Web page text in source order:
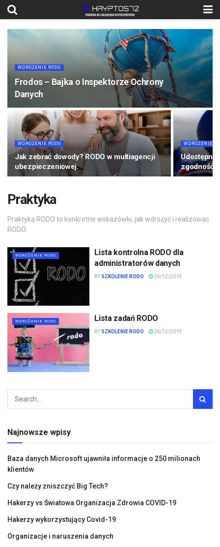
WDROŻENIE RODO
Frodos – Bajka o Inspektorze Ochrony
Danych
WDROŻENIE RODO
Jak zebrać dowody? RODO w multiagencji
ubezpieczeniowej.
WDROŻENIE
zgodność z
Praktyka
Praktyka RODO to konkretne wskazówki, jak wdrożyć i realizować
RODO.
WDROŻENIE RODO
Lista kontrolna RODO dla
administratorów danych
BY SZKOLENIE RODO 06/12/2019
WDROŻENIE RODO Lista zadań RODO
BY SZKOLENIE RODO 06/12/2019
Najnowsze wpisy
Baza danych Microsoft ujawniła informacje o 250 milionach
klientów
Czy należy zniszczyć Big Tech?
Hakerzy vs Światowa Organizacja Zdrowia COVID-19
Hakerzy wykorzystujący Covid-19
Organizacje i naruszenia danych